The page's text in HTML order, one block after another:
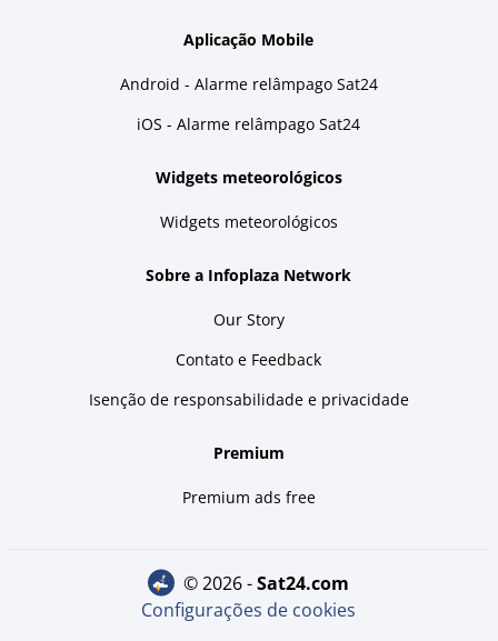
Aplicação Mobile
Android - Alarme relâmpago Sat24
iOS - Alarme relâmpago Sat24
Widgets meteorológicos
Widgets meteorológicos
Sobre a Infoplaza Network
Our Story
Contato e Feedback
Isenção de responsabilidade e privacidade
Premium
Premium ads free
© 2026 - sat24.com
Configurações de cookies